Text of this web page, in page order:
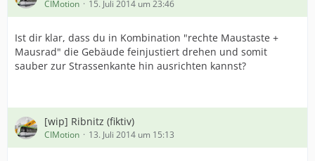
CIMotion 15. Juli 2014 um 23:46
Ist dir klar, dass du in Kombination "rechte Maustaste +
Mausrad" die Gebäude feinjustiert drehen und somit
sauber zur Strassenkante hin ausrichten kannst?
[wip] Ribnitz (fiktiv)
CIMotion 13. Juli 2014 um 15:13